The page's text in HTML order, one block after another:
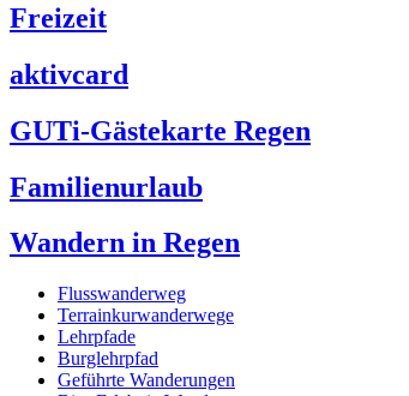
Freizeit
aktivcard
GUTi-Gästekarte Regen
Familienurlaub
Wandern in Regen
Flusswanderweg
Terrainkurwanderwege
Lehrpfade
Burglehrpfad
Geführte Wanderungen